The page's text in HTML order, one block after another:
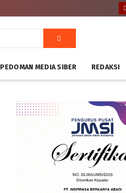
PEDOMAN MEDIA SIBER REDAKSI